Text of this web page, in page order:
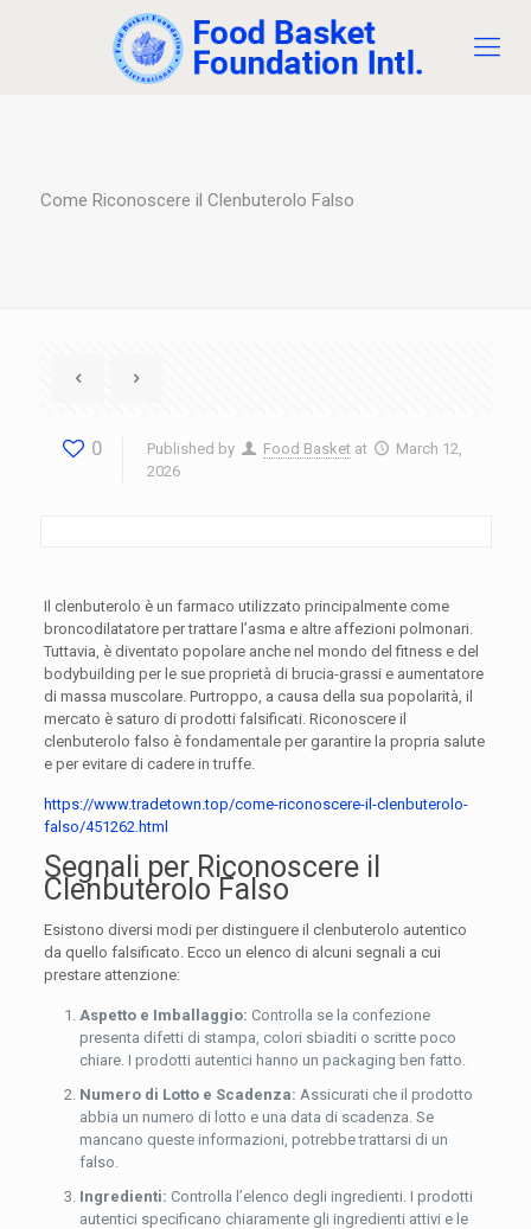
Come Riconoscere il Clenbuterolo Falso
0 Published by Food Basket at
March 12,
2026
Il clenbuterolo è un farmaco utilizzato principalmente come
broncodilatatore per trattare l’asma e altre affezioni polmonari.
Tuttavia, è diventato popolare anche nel mondo del fitness e del
bodybuilding per le sue proprietà di brucia-grassi e aumentatore
di massa muscolare. Purtroppo, a causa della sua popolarità, il
mercato è saturo di prodotti falsificati. Riconoscere il
clenbuterolo falso è fondamentale per garantire la propria salute
e per evitare di cadere in truffe.
https://www.tradetown.top/come-riconoscere-il-clenbuterolo-
falso/451262.html
Segnali per Riconoscere il
Clenbuterolo Falso
Esistono diversi modi per distinguere il clenbuterolo autentico
da quello falsificato. Ecco un elenco di alcuni segnali a cui
prestare attenzione:
Aspetto e Imballaggio: Controlla se la confezione
presenta difetti di stampa, colori sbiaditi o scritte poco
chiare. I prodotti autentici hanno un packaging ben fatto.
Numero di Lotto e Scadenza: Assicurati che il prodotto
abbia un numero di lotto e una data di scadenza. Se
mancano queste informazioni, potrebbe trattarsi di un
falso.
Ingredienti: Controlla l’elenco degli ingredienti. I prodotti
autentici specificano chiaramente gli ingredienti attivi e le